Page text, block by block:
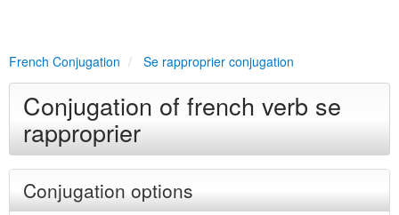
French Conjugation Se rapproprier conjugation
Conjugation of french verb se
rapproprier
Conjugation options